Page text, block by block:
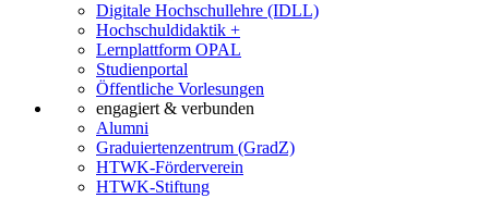
Digitale Hochschullehre (IDLL)
Hochschuldidaktik +
Lernplattform OPAL
Studienportal
Öffentliche Vorlesungen
engagiert & verbunden
Alumni
Graduiertenzentrum (GradZ)
HTWK-Förderverein
HTWK-Stiftung